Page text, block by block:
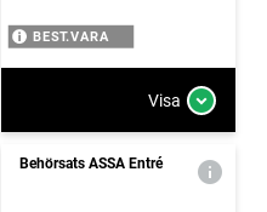
BEST.VARA
Visa
Behörsats ASSA Entré